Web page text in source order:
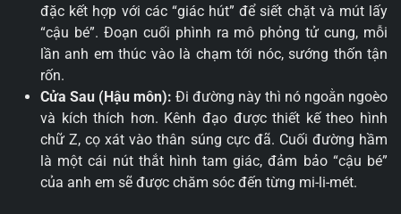
đặc kết hợp với các “giác hút” để siết chặt và mút lấy
“cậu bé”. Đoạn cuối phình ra mô phỏng tử cung, mỗi
lần anh em thúc vào là chạm tới nóc, sướng thốn tận
rốn.
Cửa Sau (Hậu môn): Đi đường này thì nó ngoằn ngoèo
và kích thích hơn. Kênh đạo được thiết kế theo hình
chữ Z, cọ xát vào thân súng cực đã. Cuối đường hầm
là một cái nút thắt hình tam giác, đảm bảo “cậu bé”
của anh em sẽ được chăm sóc đến từng mi-li-mét.